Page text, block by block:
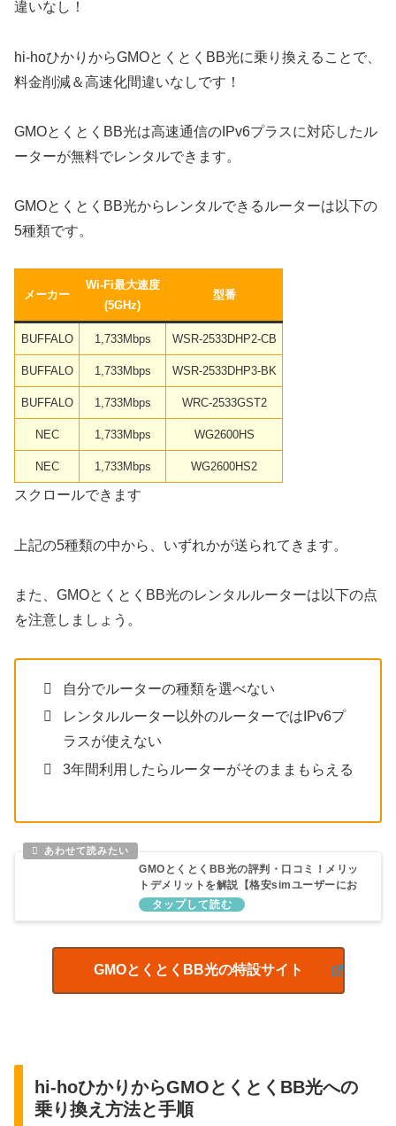
hi-hoひかりからGMOとくとくBB光に乗り換えることで、
料金削減＆高速化間違いなしです！
GMOとくとくBB光は高速通信のIPv6プラスに対応したル
ーターが無料でレンタルできます。
GMOとくとくBB光からレンタルできるルーターは以下の
5種類です。
メーカー
Wi-Fi最大速度
(5GHz)
型番
BUFFALO 1,733Mbps WSR-2533DHP2-CB
BUFFALO 1,733Mbps WSR-2533DHP3-BK
BUFFALO 1,733Mbps WRC-2533GST2
NEC 1,733Mbps WG2600HS
NEC 1,733Mbps WG2600HS2
スクロールできます
上記の5種類の中から、いずれかが送られてきます。
また、GMOとくとくBB光のレンタルルーターは以下の点
を注意しましょう。
自分でルーターの種類を選べない
レンタルルーター以外のルーターではIPv6プ
ラスが使えない
3年間利用したらルーターがそのままもらえる
GMOとくとくBB光の評判・口コミ！メリッ
トデメリットを解説【格安simユーザーにお
すすめ】
GMOとくとくBB光の特設サイト
hi-hoひかりからGMOとくとくBB光への
乗り換え方法と手順